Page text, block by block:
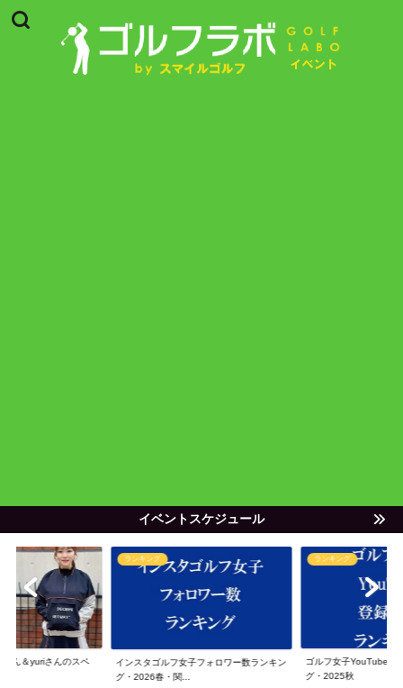
イベントスケジュール
ん＆yuriさんのスペ
ランキング
インスタゴルフ女子フォロワー数ランキン
グ・2026春・関...
ランキング
ゴルフ女子YouTube登
グ・2025秋